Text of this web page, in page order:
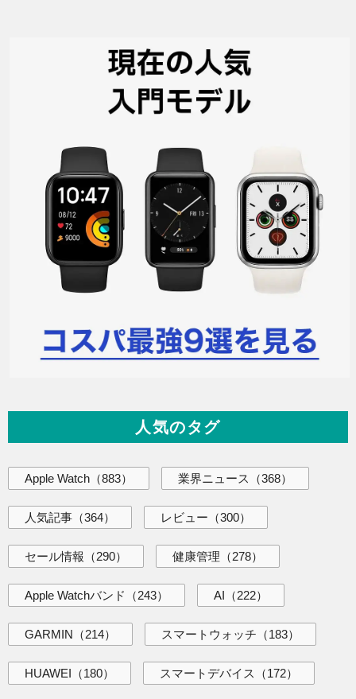
人気のタグ
Apple Watch （883） 業界ニュース （368）
人気記事 （364） レビュー （300）
セール情報 （290） 健康管理 （278）
Apple Watchバンド （243） AI （222）
GARMIN （214） スマートウォッチ （183）
HUAWEI （180） スマートデバイス （172）